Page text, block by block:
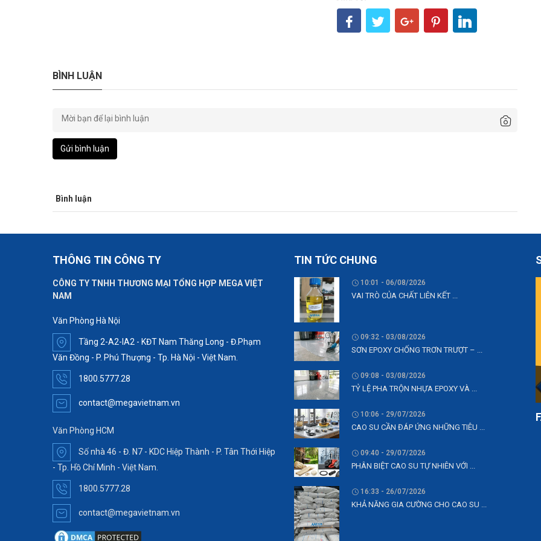
BÌNH LUẬN
Gửi bình luận
Bình luận
THÔNG TIN CÔNG TY
CÔNG TY TNHH THƯƠNG MẠI TỔNG HỢP MEGA VIỆT
NAM
Văn Phòng Hà Nội
Tầng 2-A2-IA2 - KĐT Nam Thăng Long - Đ.Phạm
Văn Đồng - P. Phú Thượng - Tp. Hà Nội - Việt Nam.
1800.5777.28
contact@megavietnam.vn
Văn Phòng HCM
Số nhà 46 - Đ. N7 - KDC Hiệp Thành - P. Tân Thới Hiệp
- Tp. Hồ Chí Minh - Việt Nam.
1800.5777.28
contact@megavietnam.vn
TIN TỨC CHUNG
10:01 - 06/08/2026
VAI TRÒ CỦA CHẤT LIÊN KẾT ...
09:32 - 03/08/2026
SƠN EPOXY CHỐNG TRƠN TRƯỢT – ...
09:08 - 03/08/2026
TỶ LỆ PHA TRỘN NHỰA EPOXY VÀ ...
10:06 - 29/07/2026
CAO SU CẦN ĐÁP ỨNG NHỮNG TIÊU ...
09:40 - 29/07/2026
PHÂN BIỆT CAO SU TỰ NHIÊN VỚI ...
16:33 - 26/07/2026
KHẢ NĂNG GIA CƯỜNG CHO CAO SU ...